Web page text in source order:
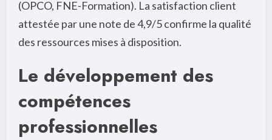
(OPCO, FNE-Formation). La satisfaction client
attestée par une note de 4,9/5 confirme la qualité
des ressources mises à disposition.
Le développement des
compétences
professionnelles